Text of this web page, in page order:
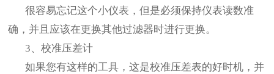
很容易忘记这个小仪表，但是必须保持仪表读数准
确，并且应该在更换其他过滤器时进行更换。
3、校准压差计
如果您有这样的工具，这是校准压差表的好时机，并